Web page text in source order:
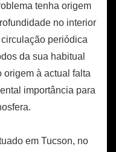
tenha origem
no interior
periódica
da sua habitual
origem à actual falta
importância para
em Tucson, no